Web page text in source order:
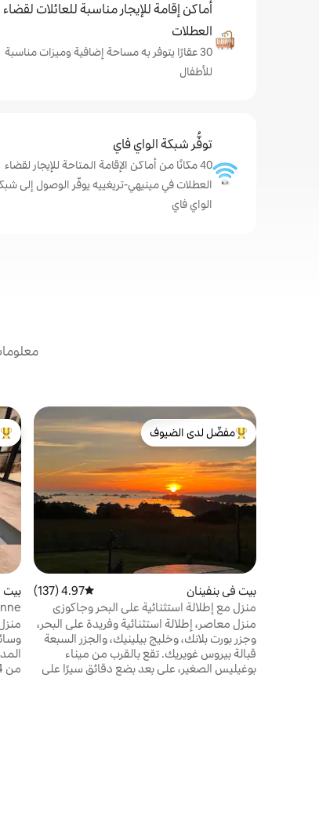
أماكن إقامة للإيجار مناسبة للعائلات لقضاء
العطلات
30 عقارًا يتوفر به مساحة إضافية وميزات مناسبة
للأطفال
توفُّر شبكة الواي فاي
40 مكانًا من أماكن الإقامة المتاحة للإيجار لقضاء
العطلات في مينيهي-تريغييه يوفّر الوصول إلى
الواي فاي
من أبرز البيوت المفضّلة لدى الضيوف
مفضّل لدى الضيوف
بيت في بنفينان متوسط التقييم 4.97 من 5، 137 مراجعات
4.97 (137)
منزل مع إطلالة استثنائية على البحر وجاكوزي
منزل معاصر، إطلالة استثنائية وفريدة على البحر،
وجزر بورت بلانك، وخليج بيلينيك، والجزر السبعة
قبالة بيروس غويريك. تقع بالقرب من ميناء
بوغيليس الصغير، على بعد بضع دقائق سيرًا على
بيت